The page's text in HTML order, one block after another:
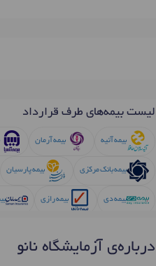
لیست بیمه‌های طرف قرارداد
بیمه آتیه بیمه آرمان
بیمه بانک مرکزی بیمه پارسیان
بیمه دی بیمه رازی
درباره‌ی آزمایشگاه نانو